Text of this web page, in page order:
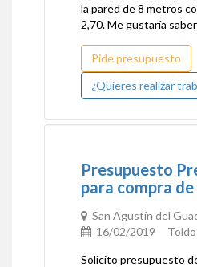
la pared de 8 metros
2,70. Me gustaría
Pide presupuesto
¿Quieres realizar
Presupuesto
para compra
San Agustín del
16/02/2019
Solicito presupuesto